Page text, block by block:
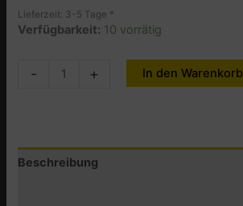
Lieferzeit: 3-5 Tage *
Verfügbarkeit: 10 vorrätig
-
Pleullager
+ In den Warenkorb
Beschreibung